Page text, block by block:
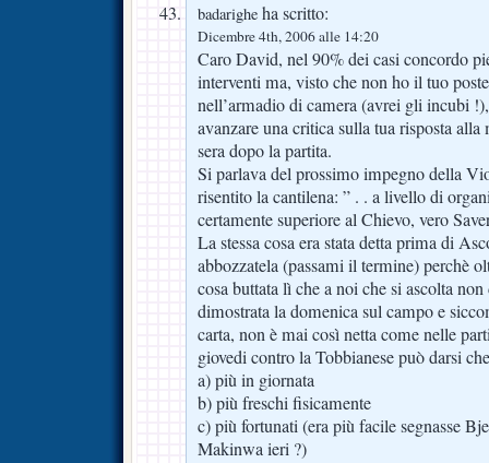
badarighe ha scritto:
Dicembre 4th, 2006 alle 14:20
Caro David, nel 90% dei casi concordo
interventi ma, visto che non ho il tuo
nell’armadio di camera (avrei gli incubi
avanzare una critica sulla tua risposta
sera dopo la partita.
Si parlava del prossimo impegno della
risentito la cantilena: ” . . a livello di
certamente superiore al Chievo, vero
La stessa cosa era stata detta prima di
abbozzatela (passami il termine) perchè
cosa buttata lì che a noi che si ascolta
dimostrata la domenica sul campo e
carta, non è mai così netta come nelle
giovedi contro la Tobbianese può darsi
a) più in giornata
b) più freschi fisicamente
c) più fortunati (era più facile segnasse
Makinwa ieri ?)